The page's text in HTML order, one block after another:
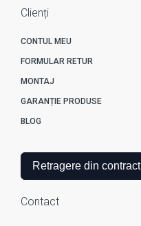
Clienți
CONTUL MEU
FORMULAR RETUR
MONTAJ
GARANȚIE PRODUSE
BLOG
Retragere din contract
Contact